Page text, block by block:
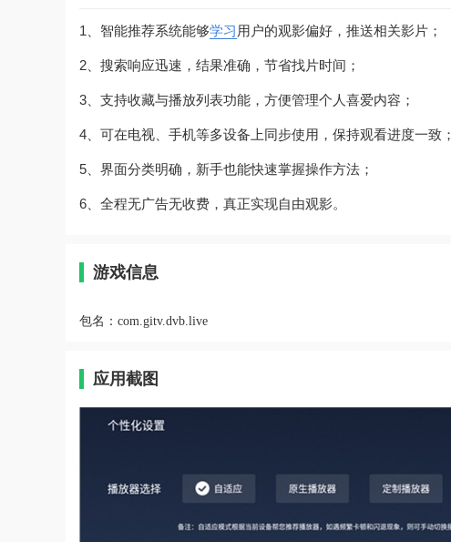
1、智能推荐系统能够学习 用户的观影偏好，推送相关影片；
2、搜索响应迅速，结果准确，节省找片时间；
3、支持收藏与播放列表功能，方便管理个人喜爱内容；
4、可在电视、手机等多设备上同步使用，保持观看进度一致；
5、界面分类明确，新手也能快速掌握操作方法；
6、全程无广告无收费，真正实现自由观影。
游戏信息
包名： com.gitv.dvb.live
应用截图